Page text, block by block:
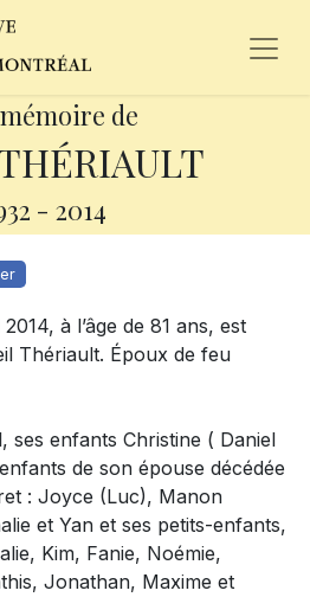
de
- 2014
à l’âge de 81 ans, est
Thériault. Époux de feu
ses enfants Christine ( Daniel
de son épouse décédée
: Joyce (Luc), Manon
et Yan et ses petits-enfants,
Kim, Fanie, Noémie,
Jonathan, Maxime et